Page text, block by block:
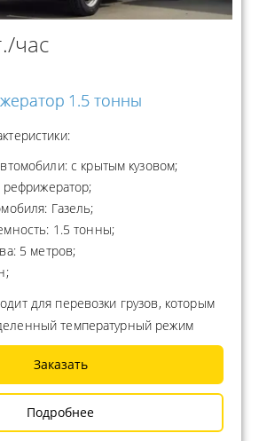
час
1.5 тонны
с крытым кузовом;
рефрижератор;
Газель;
1.5 тонны;
5 метров;
для перевозки грузов, которым
температурный режим
Заказать
Подробнее